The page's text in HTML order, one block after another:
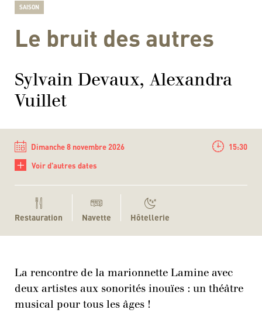
SAISON
Le bruit des autres
Sylvain Devaux, Alexandra
Vuillet
Dimanche 8 novembre 2026 15:30
+ Voir d'autres dates
Restauration Navette Hôtellerie
La rencontre de la marionnette Lamine avec
deux artistes aux sonorités inouïes : un théâtre
musical pour tous les âges !